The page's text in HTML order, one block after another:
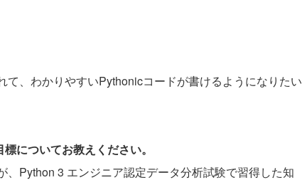
、わかりやすいPythonicコードが書けるようになりたい
についてお教えください。
Python 3 エンジニア認定データ分析試験で習得した知